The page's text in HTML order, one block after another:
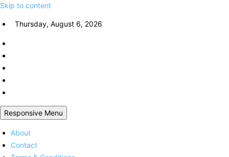
Skip to content
Thursday, August 6, 2026
Responsive Menu
About
Contact